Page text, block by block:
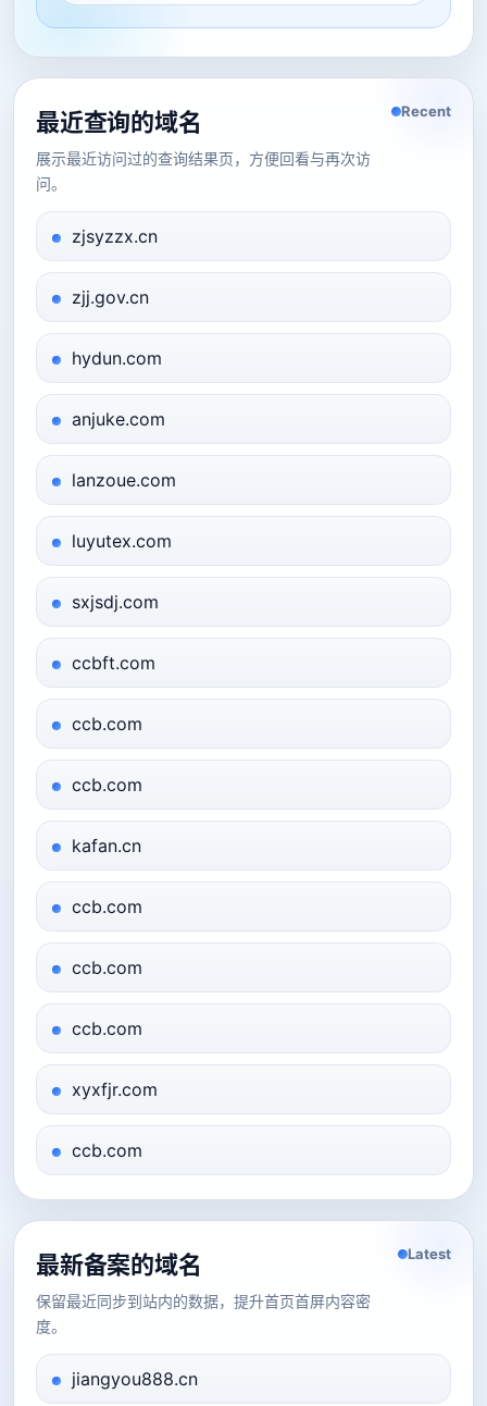
最近查询的域名
展示最近访问过的查询结果页，方便回看与再次访
问。
Recent
zjsyzzx.cn
zjj.gov.cn
hydun.com
anjuke.com
lanzoue.com
luyutex.com
sxjsdj.com
ccbft.com
ccb.com
ccb.com
kafan.cn
ccb.com
ccb.com
ccb.com
xyxfjr.com
ccb.com
最新备案的域名
保留最近同步到站内的数据，提升首页首屏内容密
度。
Latest
jiangyou888.cn